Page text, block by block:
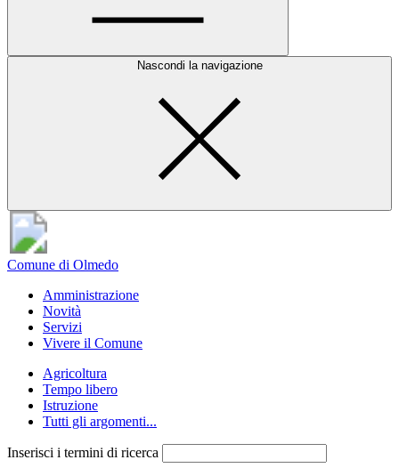
Nascondi la navigazione
Comune di Olmedo
Amministrazione
Novità
Servizi
Vivere il Comune
Agricoltura
Tempo libero
Istruzione
Tutti gli argomenti...
Inserisci i termini di ricerca